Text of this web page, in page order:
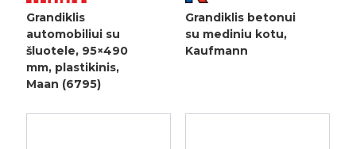
Grandiklis
automobiliui su
šluotele, 95×490
mm, plastikinis,
Maan (6795)
Grandiklis betonui
su mediniu kotu,
Kaufmann